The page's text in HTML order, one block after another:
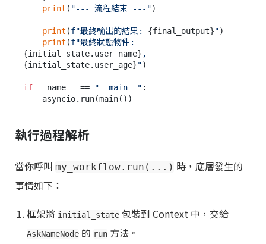
print ( "--- 流程結束 ---")
print (f"最終輸出的結果: {final_output}")
print (
{initial_state.user_name}
{initial_state.user_age}")
if __name__ == "__main__" :
執行過程解析
當你呼叫 my_workflow.run(...) 時，底層發生的
事情如下：
框架將 initial_state 包裝到 Context 中，交給
AskNameNode 的 run 方法。